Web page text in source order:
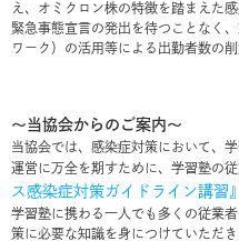
え、オミクロン株の特徴を踏まえた感
緊急事態宣言の発出を待つことなく
ワーク）の活用等による出勤者数の
～当協会からのご案内～
当協会では、感染症対策において、
運営に万全を期すために、学習塾の
ス感染症対策ガイドライン講習』
学習塾に携わる一人でも多くの従業
策に必要な知識を身につけていただ